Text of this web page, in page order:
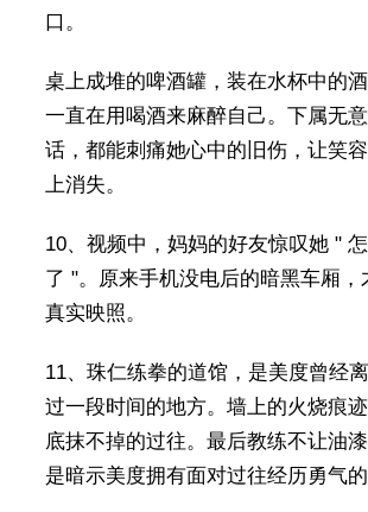
口。
桌上成堆的啤酒罐，装在水杯中的
一直在用喝酒来麻醉自己。下属无
话，都能刺痛她心中的旧伤，让笑
上消失。
10、视频中，妈妈的好友惊叹她 "
了 "。原来手机没电后的暗黑车厢，
真实映照。
11、珠仁练拳的道馆，是美度曾经
过一段时间的地方。墙上的火烧痕
底抹不掉的过往。最后教练不让油漆
是暗示美度拥有面对过往经历勇气的